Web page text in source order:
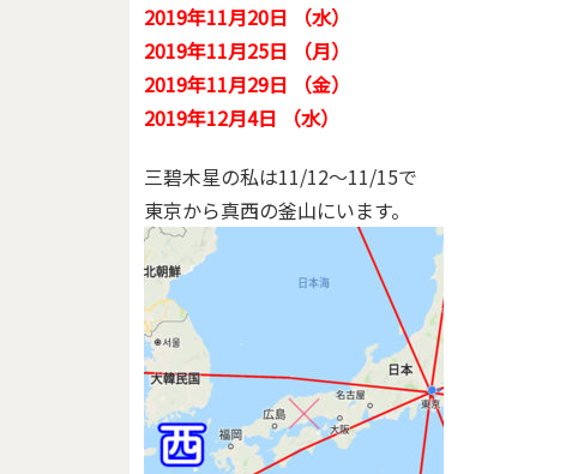
2019年11月20日 （水）
2019年11月25日 （月）
2019年11月29日 （金）
2019年12月4日 （水）
三碧木星の私は11/12～11/15で
東京から真西の釜山にいます。